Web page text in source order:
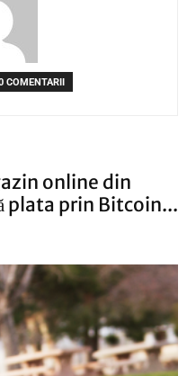
COMENTARII
online din
plata prin Bitcoin...